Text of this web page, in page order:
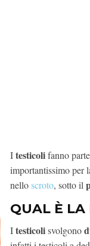
Itesticolifanno
importantissimo per
nelloscroto, sotto il
QUAL È LA
Itesticolisvolgono